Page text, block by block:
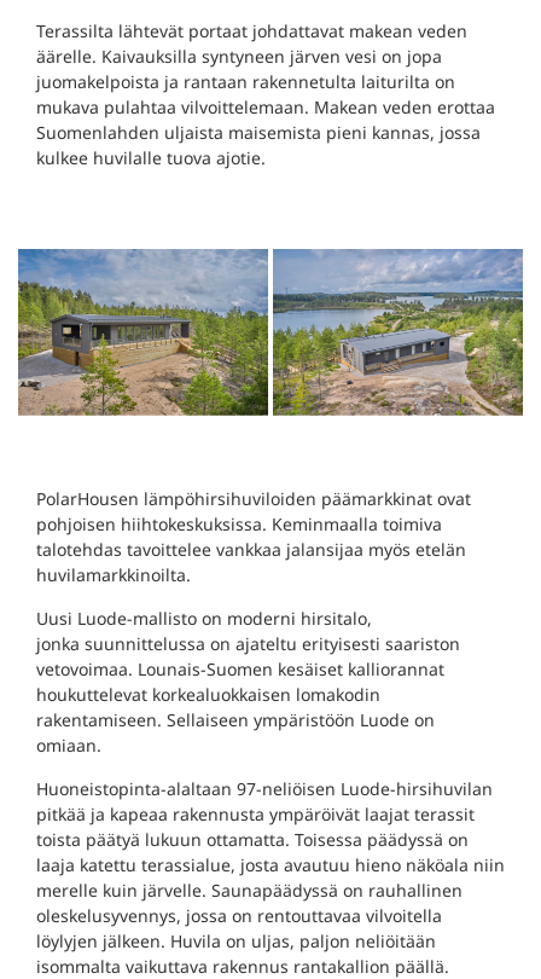
Terassilta lähtevät portaat johdattavat makean veden
äärelle. Kaivauksilla syntyneen järven vesi on jopa
juomakelpoista ja rantaan rakennetulta laiturilta on
mukava pulahtaa vilvoittelemaan. Makean veden erottaa
Suomenlahden uljaista maisemista pieni kannas, jossa
kulkee huvilalle tuova ajotie.
PolarHousen lämpöhirsihuviloiden päämarkkinat ovat
pohjoisen hiihtokeskuksissa. Keminmaalla toimiva
talotehdas tavoittelee vankkaa jalansijaa myös etelän
huvilamarkkinoilta.
Uusi Luode-mallisto on moderni hirsitalo,
jonka suunnittelussa on ajateltu erityisesti saariston
vetovoimaa. Lounais-Suomen kesäiset kalliorannat
houkuttelevat korkealuokkaisen lomakodin
rakentamiseen. Sellaiseen ympäristöön Luode on
omiaan.
Huoneistopinta-alaltaan 97-neliöisen Luode-hirsihuvilan
pitkää ja kapeaa rakennusta ympäröivät laajat terassit
toista päätyä lukuun ottamatta. Toisessa päädyssä on
laaja katettu terassialue, josta avautuu hieno näköala niin
merelle kuin järvelle. Saunapäädyssä on rauhallinen
oleskelusyvennys, jossa on rentouttavaa vilvoitella
löylyjen jälkeen. Huvila on uljas, paljon neliöitään
isommalta vaikuttava rakennus rantakallion päällä.